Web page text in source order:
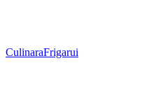
CulinaraFrigarui